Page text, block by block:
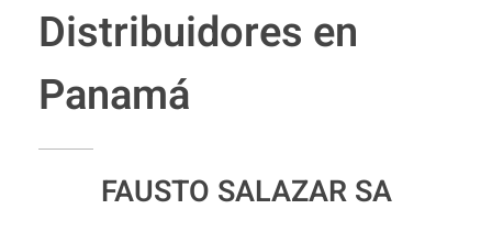
Distribuidores en
Panamá
FAUSTO SALAZAR SA